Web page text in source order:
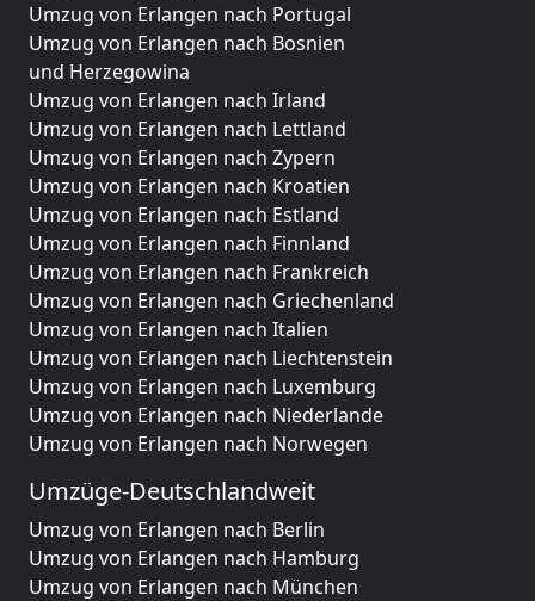
Umzug von Erlangen nach Portugal
Umzug von Erlangen nach Bosnien
und Herzegowina
Umzug von Erlangen nach Irland
Umzug von Erlangen nach Lettland
Umzug von Erlangen nach Zypern
Umzug von Erlangen nach Kroatien
Umzug von Erlangen nach Estland
Umzug von Erlangen nach Finnland
Umzug von Erlangen nach Frankreich
Umzug von Erlangen nach Griechenland
Umzug von Erlangen nach Italien
Umzug von Erlangen nach Liechtenstein
Umzug von Erlangen nach Luxemburg
Umzug von Erlangen nach Niederlande
Umzug von Erlangen nach Norwegen
Umzüge-Deutschlandweit
Umzug von Erlangen nach Berlin
Umzug von Erlangen nach Hamburg
Umzug von Erlangen nach München